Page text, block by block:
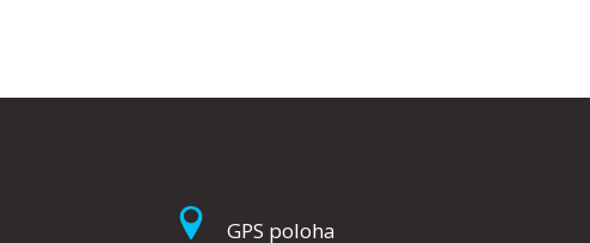
GPS poloha